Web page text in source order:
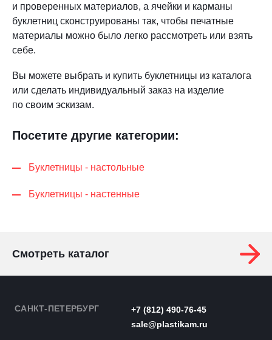
и проверенных материалов, а ячейки и карманы
буклетниц сконструированы так, чтобы печатные
материалы можно было легко рассмотреть или взять
себе.
Вы можете выбрать и купить буклетницы из каталога
или сделать индивидуальный заказ на изделие
по своим эскизам.
Посетите другие категории:
Буклетницы - настольные
Буклетницы - настенные
Смотреть каталог
САНКТ-ПЕТЕРБУРГ
+7 (812) 490-76-45
sale@plastikam.ru